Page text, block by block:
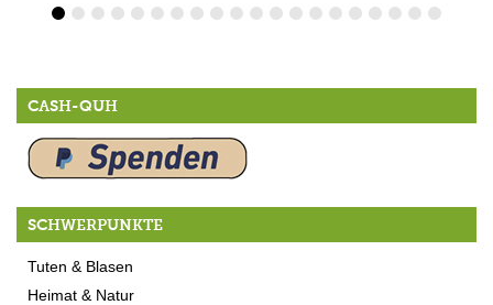
CASH-QUH
SCHWERPUNKTE
Tuten & Blasen
Heimat & Natur